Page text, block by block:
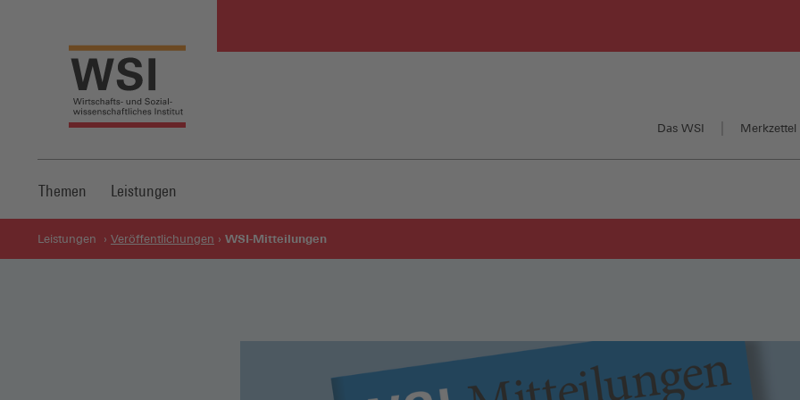
Das WSI Merkzettel
Themen Leistungen
Leistungen Veröffentlichungen WSI-Mitteilungen